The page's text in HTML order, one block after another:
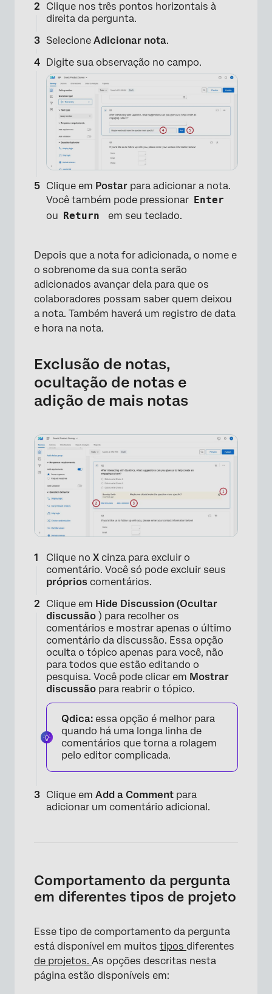
Clique nos três pontos horizontais à
direita da pergunta.
Selecione Adicionar nota.
Digite sua observação no campo.
×
Clique em Postar para adicionar a nota.
Você também pode pressionar Enter
ou Return em seu teclado.
Depois que a nota for adicionada, o nome e
o sobrenome da sua conta serão
adicionados avançar dela para que os
colaboradores possam saber quem deixou
a nota. Também haverá um registro de data
e hora na nota.
Exclusão de notas,
ocultação de notas e
adição de mais notas
Clique no X cinza para excluir o
comentário. Você só pode excluir seus
próprios comentários.
Clique em Hide Discussion (Ocultar
discussão ) para recolher os
comentários e mostrar apenas o último
comentário da discussão. Essa opção
oculta o tópico apenas para você, não
para todos que estão editando o
pesquisa. Você pode clicar em Mostrar
discussão para reabrir o tópico.
Qdica: essa opção é melhor para
quando há uma longa linha de
comentários que torna a rolagem
pelo editor complicada.
Clique em Add a Comment para
adicionar um comentário adicional.
Comportamento da pergunta
em diferentes tipos de projeto
Esse tipo de comportamento da pergunta
está disponível em muitos tipos diferentes
de projetos. As opções descritas nesta
página estão disponíveis em: